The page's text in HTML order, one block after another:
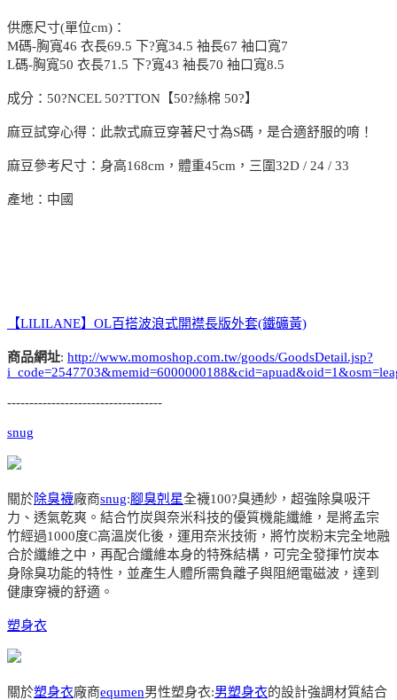
供應尺寸(單位cm)：
M碼-胸寬46 衣長69.5 下?寬34.5 袖長67 袖口寬7
L碼-胸寬50 衣長71.5 下?寬43 袖長70 袖口寬8.5
成分：50?NCEL 50?TTON【50?絲棉 50?】
麻豆試穿心得：此款式麻豆穿著尺寸為S碼，是合適舒服的唷！
麻豆參考尺寸：身高168cm，體重45cm，三圍32D / 24 / 33
產地：中國
【LILILANE】OL百搭波浪式開襟長版外套(鐵礦黃)
商品網址: http://www.momoshop.com.tw/goods/GoodsDetail.jsp?
-----------------------------------
snug
關於除臭襪廠商snug:腳臭剋星全襪100?臭通紗，超強除臭吸汗
力、透氣乾爽。結合竹炭與奈米科技的優質機能纖維，是將孟宗
竹經過1000度C高溫炭化後，運用奈米技術，將竹炭粉末完全地融
合於纖維之中，再配合纖維本身的特殊結構，可完全發揮竹炭本
身除臭功能的特性，並產生人體所需負離子與阻絕電磁波，達到
健康穿襪的舒適。
塑身衣
關於塑身衣廠商equmen男性塑身衣:男塑身衣的設計強調材質結合